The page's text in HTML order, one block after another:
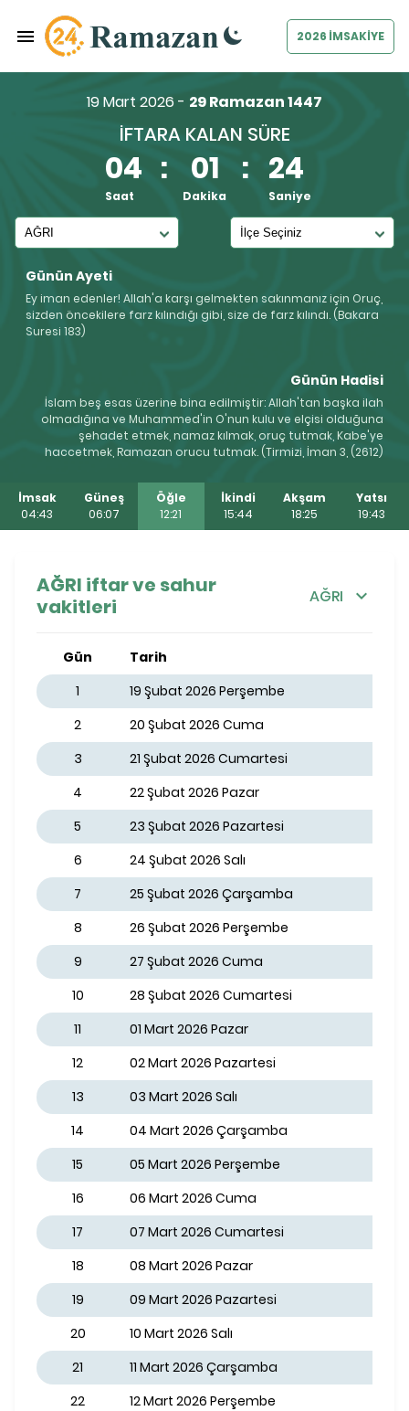
2026 İMSAKİYE
Günün Ayeti
Ey iman edenler! Allah'a karşı gelmekten sakınmanız için Oruç,
sizden öncekilere farz kılındığı gibi, size de farz kılındı. (Bakara
Suresi 183)
19 Mart 2026 - 29 Ramazan 1447
İFTARA KALAN SÜRE
04 : 01 : 23
Saat Dakika Saniye
Günün Hadisi
İslam beş esas üzerine bina edilmiştir: Allah'tan başka ilah
olmadığına ve Muhammed'in O'nun kulu ve elçisi olduğuna
şehadet etmek, namaz kılmak, oruç tutmak, Kabe'ye
haccetmek, Ramazan orucu tutmak. (Tirmizi, İman 3, (2612)
İmsak
04:43
Güneş
06:07
Öğle
12:21
İkindi
15:44
Akşam
18:25
Yatsı
19:43
AĞRI iftar ve sahur
vakitleri
AĞRI
Gün Tarih
1
19 Şubat 2026 Perşembe
2
20 Şubat 2026 Cuma
3
21 Şubat 2026 Cumartesi
4
22 Şubat 2026 Pazar
5
23 Şubat 2026 Pazartesi
6
24 Şubat 2026 Salı
7
25 Şubat 2026 Çarşamba
8
26 Şubat 2026 Perşembe
9
27 Şubat 2026 Cuma
10
28 Şubat 2026 Cumartesi
11
01 Mart 2026 Pazar
12
02 Mart 2026 Pazartesi
13
03 Mart 2026 Salı
14
04 Mart 2026 Çarşamba
15
05 Mart 2026 Perşembe
16
06 Mart 2026 Cuma
17
07 Mart 2026 Cumartesi
18
08 Mart 2026 Pazar
19
09 Mart 2026 Pazartesi
20
10 Mart 2026 Salı
21
11 Mart 2026 Çarşamba
22
12 Mart 2026 Perşembe